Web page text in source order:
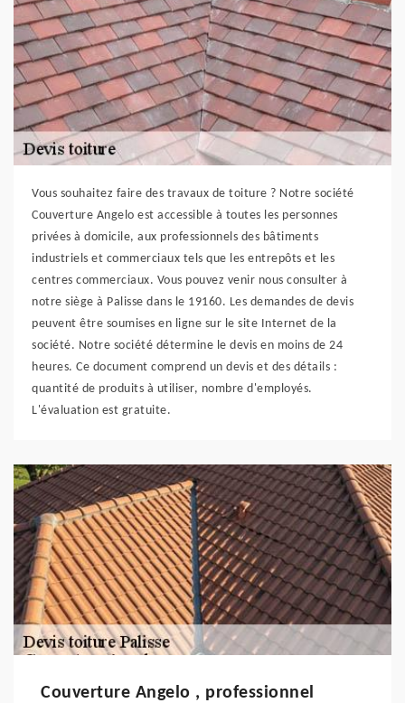
Vous souhaitez faire des travaux de toiture ? Notre société
Couverture Angelo est accessible à toutes les personnes
privées à domicile, aux professionnels des bâtiments
industriels et commerciaux tels que les entrepôts et les
centres commerciaux. Vous pouvez venir nous consulter à
notre siège à Palisse dans le 19160. Les demandes de devis
peuvent être soumises en ligne sur le site Internet de la
société. Notre société détermine le devis en moins de 24
heures. Ce document comprend un devis et des détails :
quantité de produits à utiliser, nombre d'employés.
L'évaluation est gratuite.
Couverture Angelo , professionnel